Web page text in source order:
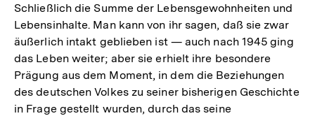
Schließlich die Summe der Lebensgewohnheiten und
Lebensinhalte. Man kann von ihr sagen, daß sie zwar
äußerlich intakt geblieben ist — auch nach 1945 ging
das Leben weiter; aber sie erhielt ihre besondere
Prägung aus dem Moment, in dem die Beziehungen
des deutschen Volkes zu seiner bisherigen Geschichte
in Frage gestellt wurden, durch das seine